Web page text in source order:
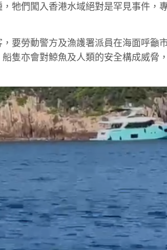
牠們闖入香港水域絕對是罕見事件，
要勞動警方及漁護署派員在海面呼籲
隻亦會對鯨魚及人類的安全構成威脅